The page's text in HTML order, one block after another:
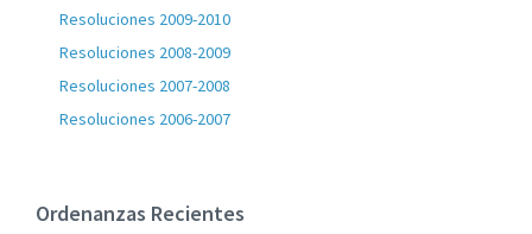
Resoluciones 2009-2010
Resoluciones 2008-2009
Resoluciones 2007-2008
Resoluciones 2006-2007
Ordenanzas Recientes